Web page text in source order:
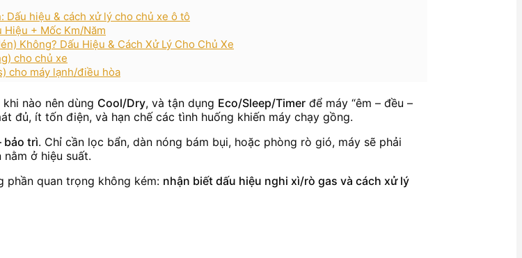
hiệu & cách xử lý cho chủ xe ô tô
Hiệu + Mốc Km/Năm
Không? Dấu Hiệu & Cách Xử Lý Cho Chủ Xe
cho chủ xe
cho máy lạnh/điều hòa
khi nào nên dùng Cool/Dry, và tận dụng Eco/Sleep/Timer để máy “êm – đều –
đủ, ít tốn điện, và hạn chế các tình huống khiến máy chạy gồng.
bảo trì. Chỉ cần lọc bẩn, dàn nóng bám bụi, hoặc phòng rò gió, máy sẽ phải
ở hiệu suất.
phần quan trọng không kém: nhận biết dấu hiệu nghi xì/rò gas và cách xử lý